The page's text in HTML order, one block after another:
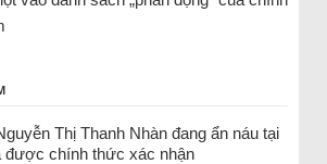
Thị Thanh Nhàn đang ẩn náu tại
chính thức xác nhận